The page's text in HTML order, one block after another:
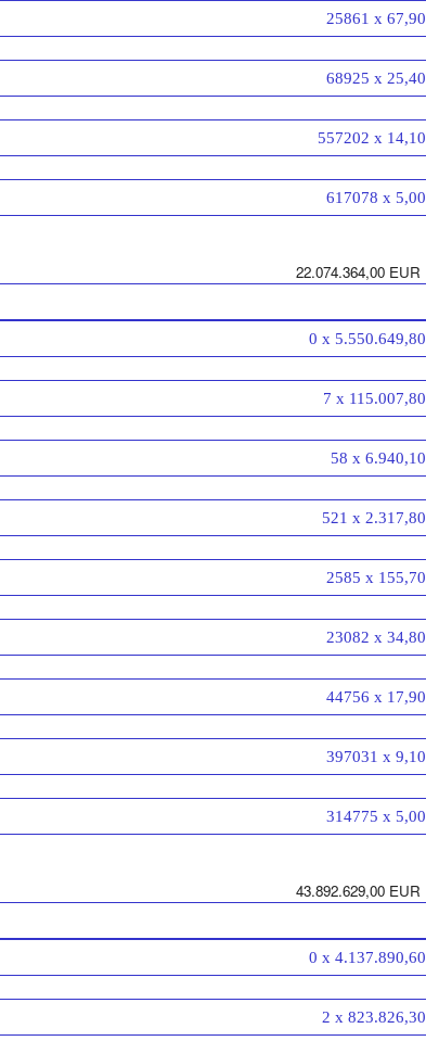
25861 x 67,90
68925 x 25,40
557202 x 14,10
617078 x 5,00
22.074.364,00 EUR
0 x 5.550.649,80
7 x 115.007,80
58 x 6.940,10
521 x 2.317,80
2585 x 155,70
23082 x 34,80
44756 x 17,90
397031 x 9,10
314775 x 5,00
43.892.629,00 EUR
0 x 4.137.890,60
2 x 823.826,30